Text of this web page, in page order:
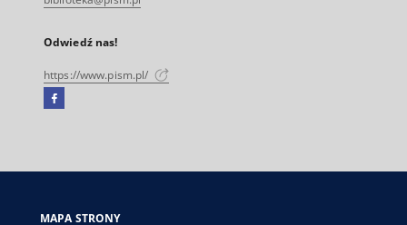
Odwiedź nas!
https://www.pism.pl/
Facebook
się
MAPA STRONY